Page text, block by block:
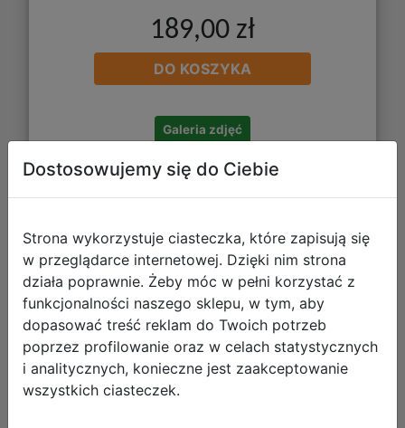
189,00 zł
DO KOSZYKA
Galeria zdjęć
Circadians: Ład Chaosu
Dostosowujemy się do Ciebie
Strona wykorzystuje ciasteczka, które zapisują się
w przeglądarce internetowej. Dzięki nim strona
działa poprawnie. Żeby móc w pełni korzystać z
funkcjonalności naszego sklepu, w tym, aby
dopasować treść reklam do Twoich potrzeb
poprzez profilowanie oraz w celach statystycznych
i analitycznych, konieczne jest zaakceptowanie
wszystkich ciasteczek.